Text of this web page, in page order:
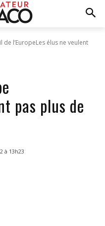
de l’EuropeLes élus ne veulent
pas plus de
à 13h23